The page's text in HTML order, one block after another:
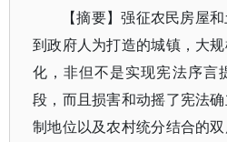
【摘要】强征农民房屋
到政府人为打造的城镇，大
化，非但不是实现宪法序言
段，而且损害和动摇了宪法
制地位以及农村统分结合的